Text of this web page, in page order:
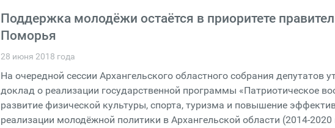
Поддержка молодёжи остаётся в приоритете
Поморья
28 июня 2018 года
На очередной сессии Архангельского областного собрания депутатов
доклад о реализации государственной программы «Патриотическое
развитие физической культуры, спорта, туризма и повышение
реализации молодёжной политики в Архангельской области (2014-2020